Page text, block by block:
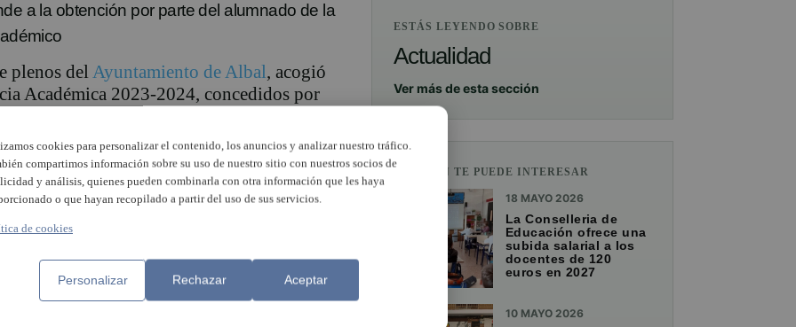
a la obtención por parte del alumnado de la
plenos delAyuntamiento de Albal, acogió
Académica 2023-2024, concedidos por
y Empleo de la Generalitat
y de Educación Secundaria Obligatoria
el alcalde José Miguel Ferris, y el
a los que asistieron familiares, docentes y
un año más, son un fiel reflejo del
estudiantes albalencs y de la calidad de la
1.755 alumnos de Primaria y 1.192 de
un diploma acreditativo que se incorpora a
ESTÁS LEYENDO SOBRE
Actualidad
Ver más de esta sección
TAMBIÉN TE PUEDE INTERESAR
18 MAYO 2026
La Conselleria de
Educación ofrece una
subida salarial a los
docentes de 120
euros en 2027
10 MAYO 2026
cookies para personalizar el contenido, los anuncios y analizar nuestro tráfico.
compartimos información sobre su uso de nuestro sitio con nuestros socios de
y análisis, quienes pueden combinarla con otra información que les haya
o que hayan recopilado a partir del uso de sus servicios.
de cookies
Personalizar Rechazar Aceptar